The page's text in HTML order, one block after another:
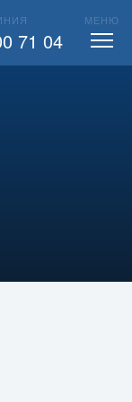
71 04
МЕНЮ